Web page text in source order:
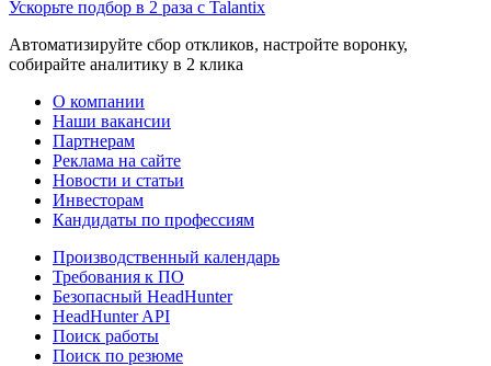
Ускорьте подбор в 2 раза с Talantix
Автоматизируйте сбор откликов, настройте воронку,
собирайте аналитику в 2 клика
О компании
Наши вакансии
Партнерам
Реклама на сайте
Новости и статьи
Инвесторам
Кандидаты по профессиям
Производственный календарь
Требования к ПО
Безопасный HeadHunter
HeadHunter API
Поиск работы
Поиск по резюме